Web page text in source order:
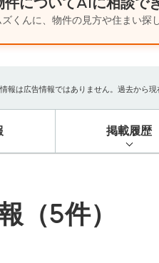
くんに、物件の見方や住まい探
報は広告情報ではありません。過去か
掲載履歴
（5件）